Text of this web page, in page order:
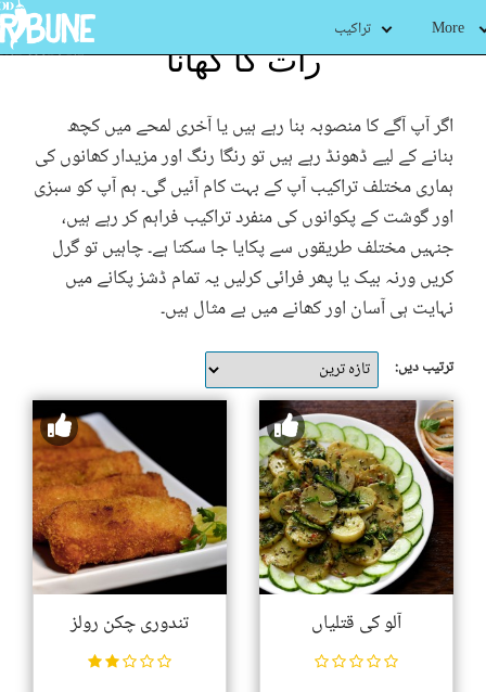
تراکیب More
رات کا کھانا
اگر آپ آگے کا منصوبہ بنا رہے ہیں یا آخری لمحے میں کچھ
بنانے کے لیے ڈھونڈ رہے ہیں تو رنگا رنگ اور مزیدار کھانوں کی
ہماری مختلف تراکیب آپ کے بہت کام آئیں گی۔ ہم آپ کو سبزی
اور گوشت کے پکوانوں کی منفرد تراکیب فراہم کر رہے ہیں،
جنہیں مختلف طریقوں سے پکایا جا سکتا ہے۔ چاہیں تو گرل
کریں ورنہ بیک یا پھر فرائی کرلیں یہ تمام ڈشز پکانے میں
نہایت ہی آسان اور کھانے میں بے مثال ہیں۔
ترتیب دیں:
تندوری چکن رولز آلو کی قتلیاں